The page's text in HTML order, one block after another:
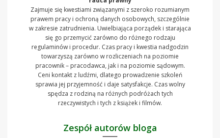
Zajmuje się kwestiami związanymi z szeroko rozumianym
prawem pracy i ochroną danych osobowych, szczególnie
w zakresie zatrudnienia. Uwielbiająca porządek i starająca
się go przemycić zarówno do różnego rodzaju
regulaminów i procedur. Czas pracy i kwestia nadgodzin
towarzyszą zarówno w rozliczeniach na poziomie
pracownik – pracodawca, jak i na poziomie sądowym.
Ceni kontakt z ludźmi, dlatego prowadzenie szkoleń
sprawia jej przyjemność i daje satysfakcje. Czas wolny
spędza z rodziną na różnych podróżach tych
rzeczywistych i tych z książek i filmów.
Zespół autorów bloga